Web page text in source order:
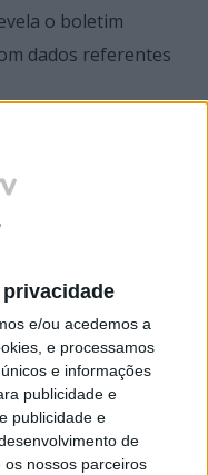
e/ou acedemos a
e processamos
e informações
publicidade e
publicidade e
de
nossos parceiros
o boletim
dados referentes
mais 320 casos
no sábado.
23h00, o registo
com Covid-19.
doDiário do
87 anos de idade.